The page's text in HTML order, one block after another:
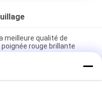
meilleure qualité de
rouge brillante
15 support de
de morceau